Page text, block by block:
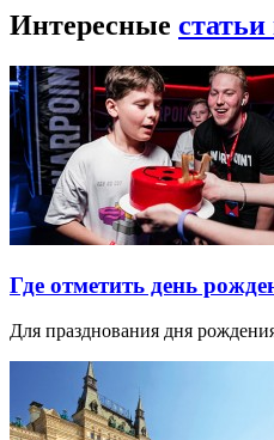
Интересные
Где отметить день
Для празднования дня